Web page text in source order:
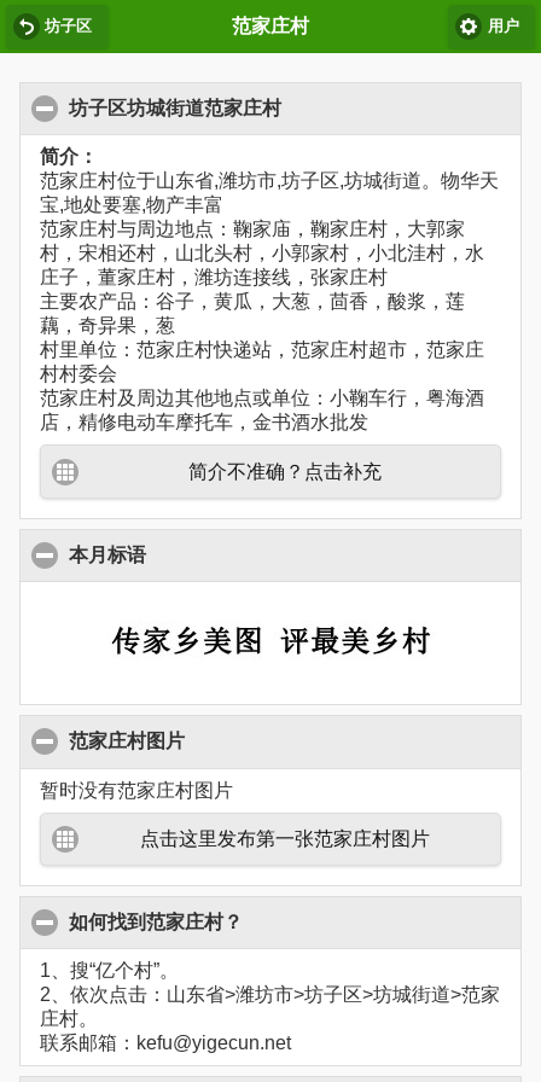
坊子区 范家庄村 用户
坊子区坊城街道范家庄村
简介：
范家庄村位于山东省,潍坊市,坊子区,坊城街道。物华天
宝,地处要塞,物产丰富
范家庄村与周边地点：鞠家庙，鞠家庄村，大郭家
村，宋相还村，山北头村，小郭家村，小北洼村，水
庄子，董家庄村，潍坊连接线，张家庄村
主要农产品：谷子，黄瓜，大葱，茴香，酸浆，莲
藕，奇异果，葱
村里单位：范家庄村快递站，范家庄村超市，范家庄
村村委会
范家庄村及周边其他地点或单位：小鞠车行，粤海酒
店，精修电动车摩托车，金书酒水批发
简介不准确？点击补充
本月标语
范家庄村图片
暂时没有范家庄村图片
点击这里发布第一张范家庄村图片
如何找到范家庄村？
1、搜“亿个村”。
2、依次点击：山东省>潍坊市>坊子区>坊城街道>范家
庄村。
联系邮箱：kefu@yigecun.net